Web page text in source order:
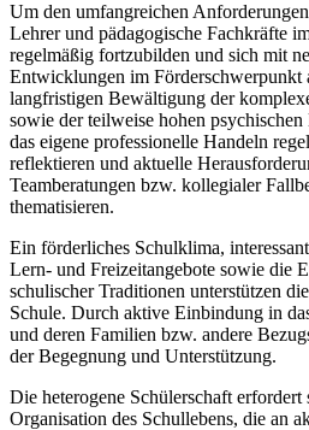
Um den umfangreichen
Lehrer und pädagogische Fachkräfte
regelmäßig fortzubilden und sich mit
Entwicklungen im Förderschwerpunkt
langfristigen Bewältigung der
sowie der teilweise hohen
das eigene professionelle Handeln
reflektieren und aktuelle
Teamberatungen bzw. kollegialer
thematisieren.
Ein förderliches Schulklima,
Lern- und Freizeitangebote sowie die
schulischer Traditionen unterstützen
Schule. Durch aktive Einbindung in
und deren Familien bzw. andere
der Begegnung und Unterstützung.
Die heterogene Schülerschaft erfordert
Organisation des Schullebens, die an